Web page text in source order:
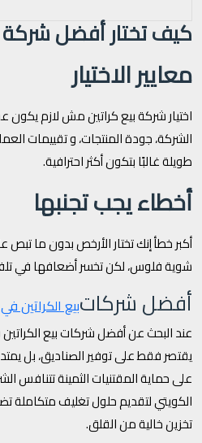
كيف تختار أفضل شركة
معايير الاختيار
اختيار شركة بيع كراتين مش لازم
الشركة، جودة المنتجات، و تقييمات
طويلة غالبًا بتكون أكثر احترافية.
أخطاء يجب تجنبها
أكبر خطأ إنك تختار الأرخص بدون ما
شوية فلوس، لكن تخسر أضعافها في
أفضل شركاتبيع الكراتين
عند البحث عن أفضل شركات بيع الكراتين
يقتصر فقط على توفير الصناديق، بل
على حماية المقتنيات الثمينة تتنافس
الكويتي لتقديم حلول تغليف متكاملة
تخزين خالية من القلق.